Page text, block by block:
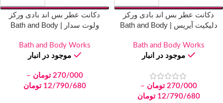
دکانت عطر بس اند بادی ورکز
دلیکیت آیریس | Bath and Body
Bath and Body Works
موجود در انبار
270/000 تومان –
12/790/680 تومان
دکانت عطر بس اند بادی ورکز
ولوت سدار | Bath and Body
Bath and Body Works
موجود در انبار
270/000 تومان –
12/790/680 تومان